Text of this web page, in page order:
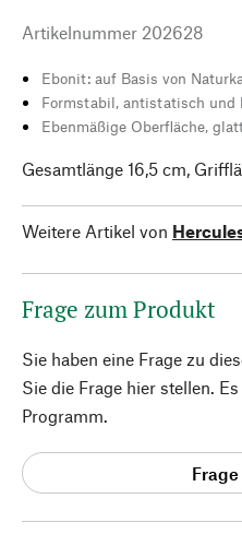
Artikelnummer 202628
Ebonit: auf Basis von
Formstabil, antistatisch und
Ebenmäßige Oberfläche,
Gesamtlänge 16,5 cm,
Weitere Artikel von
Frage zum Produkt
Sie haben eine Frage zu
Sie die Frage hier stellen.
Programm.